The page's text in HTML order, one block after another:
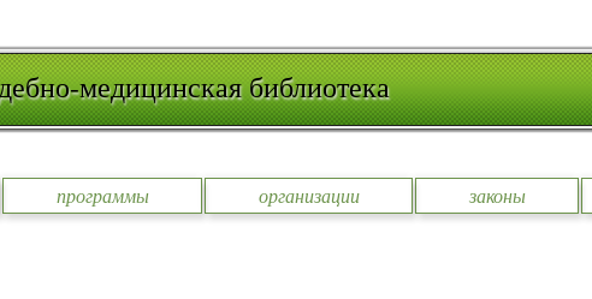
медицинская библиотека
программы организации законы